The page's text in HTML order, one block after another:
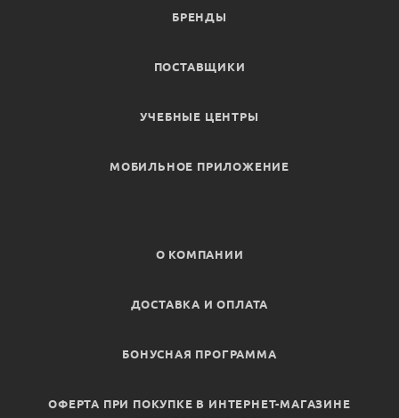
БРЕНДЫ
ПОСТАВЩИКИ
УЧЕБНЫЕ ЦЕНТРЫ
МОБИЛЬНОЕ ПРИЛОЖЕНИЕ
О КОМПАНИИ
ДОСТАВКА И ОПЛАТА
БОНУСНАЯ ПРОГРАММА
ОФЕРТА ПРИ ПОКУПКЕ В ИНТЕРНЕТ-МАГАЗИНЕ